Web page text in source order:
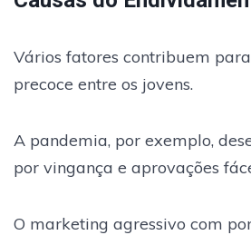
Vários fatores contribuem
precoce entre os jovens.
A pandemia, por exemplo,
por vingança e aprovações
O marketing agressivo com